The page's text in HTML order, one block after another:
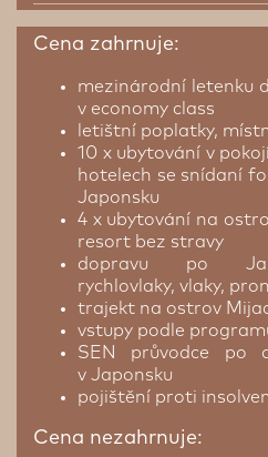
Cena zahrnuje:
mezinárodní letenku
v economy class
letištní poplatky,
10 x ubytování v
hotelech se snídaní
Japonsku
4 x ubytování na
resort bez stravy
dopravu po
rychlovlaky, vlaky,
trajekt na ostrov
vstupy podle
SEN průvodce po
v Japonsku
pojištění proti
Cena nezahrnuje: